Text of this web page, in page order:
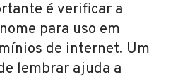
é verificar a
para uso em
de internet. Um
lembrar ajuda a